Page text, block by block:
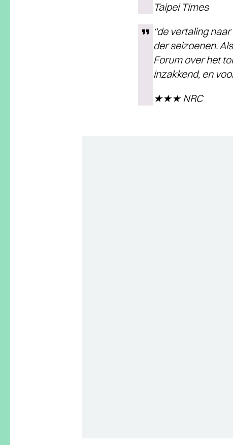
Taipei Times
“de vertaling
der seizoenen.
Forum over het
inzakkend, en
★★★ NRC